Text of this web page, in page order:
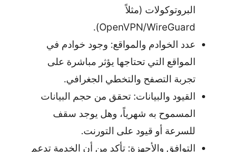
البروتوكولات (مثلاً
OpenVPN/WireGuard).
عدد الخوادم والمواقع: وجود خوادم في
المواقع التي تحتاجها يؤثر مباشرة على
تجربة التصفح والتخطي الجغرافي.
القيود والبيانات: تحقق من حجم البيانات
المسموح به شهرياً، وهل يوجد سقف
للسرعة أو قيود على التورنت.
التوافق والأجهزة: تأكد من أن الخدمة تدعم